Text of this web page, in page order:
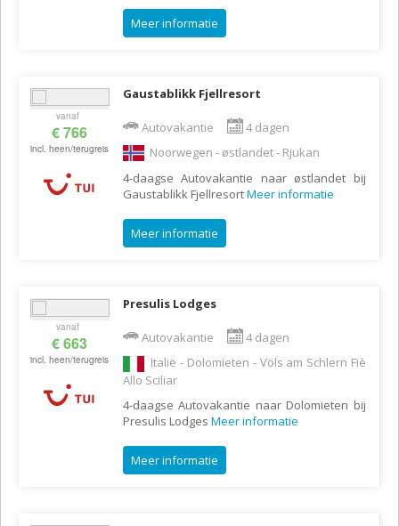
Meer informatie
vanaf
€ 766
incl. heen/terugreis
Gaustablikk Fjellresort
Autovakantie
4 dagen
Noorwegen - østlandet - Rjukan
4-daagse Autovakantie naar østlandet bij
Gaustablikk FjellresortMeer informatie
Meer informatie
vanaf
€ 663
incl. heen/terugreis
Presulis Lodges
Autovakantie
4 dagen
Italië - Dolomieten - Völs am Schlern Fiè
Allo Sciliar
4-daagse Autovakantie naar Dolomieten bij
Presulis Lodges Meer informatie
Meer informatie